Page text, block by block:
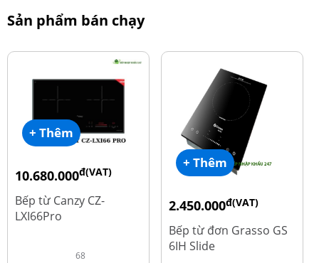
Sản phẩm bán chạy
+ Thêm
10.680.000đ(VAT)
15.980.000
Bếp từ Canzy CZ-
LXI66Pro
68
+ Thêm
2.450.000đ(VAT)
3.560.000
Bếp từ đơn Grasso GS
6IH Slide